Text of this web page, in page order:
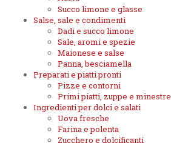
Succo limone e glasse
Salse, sale e condimenti
Dadi e succo limone
Sale, aromi e spezie
Maionese e salse
Panna, besciamella
Preparati e piatti pronti
Pizze e contorni
Primi piatti, zuppe e minestre
Ingredienti per dolci e salati
Uova fresche
Farina e polenta
Zucchero e dolcificanti